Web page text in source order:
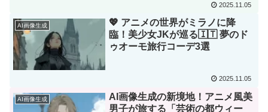
2025.11.05
AI画像生成
💖 アニメの世界がミラノに降
臨！美少女JKが巡る🇮🇹 夢のド
ゥオーモ旅行コーデ3選
2025.11.05
AI画像生成
AI画像生成の新境地！アニメ風美
男子が旅する「芸術の都ウィー